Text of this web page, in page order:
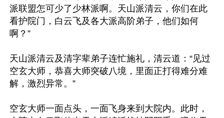
派联盟怎可少了少林派啊。天山派清云，你们在此
看护院门，白云飞及各大派高阶弟子，他们如何
啊？”
天山派清云及清字辈弟子连忙施礼，清云道：“见过
空玄大师，恭喜大师突破八境，里面正打得难分难
解，激烈异常。”
空玄大师一面点头，一面飞身来到大院内。此时，